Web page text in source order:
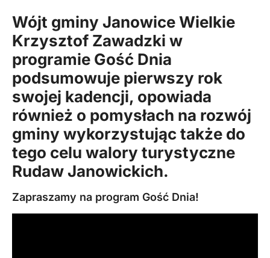
Wójt gminy Janowice Wielkie
Krzysztof Zawadzki w
programie Gość Dnia
podsumowuje pierwszy rok
swojej kadencji, opowiada
również o pomysłach na rozwój
gminy wykorzystując także do
tego celu walory turystyczne
Rudaw Janowickich.
Zapraszamy na program Gość Dnia!